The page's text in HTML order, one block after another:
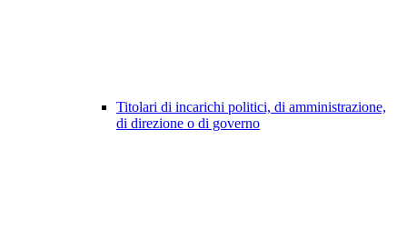
Titolari di incarichi politici, di amministrazione,
di direzione o di governo